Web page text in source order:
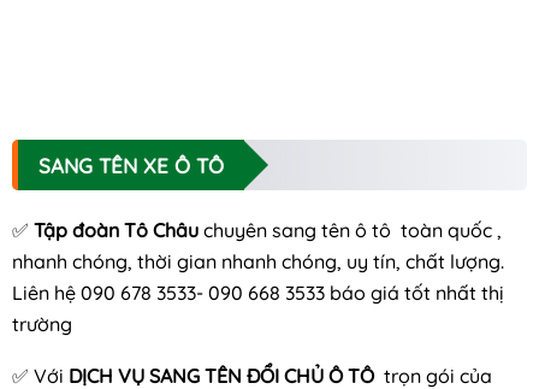
SANG TÊN XE Ô TÔ
✅ Tập đoàn Tô Châu chuyên sang tên ô tô toàn quốc ,
nhanh chóng, thời gian nhanh chóng, uy tín, chất lượng.
Liên hệ 090 678 3533- 090 668 3533 báo giá tốt nhất thị
trường
✅ Với DỊCH VỤ SANG TÊN ĐỔI CHỦ Ô TÔ trọn gói của